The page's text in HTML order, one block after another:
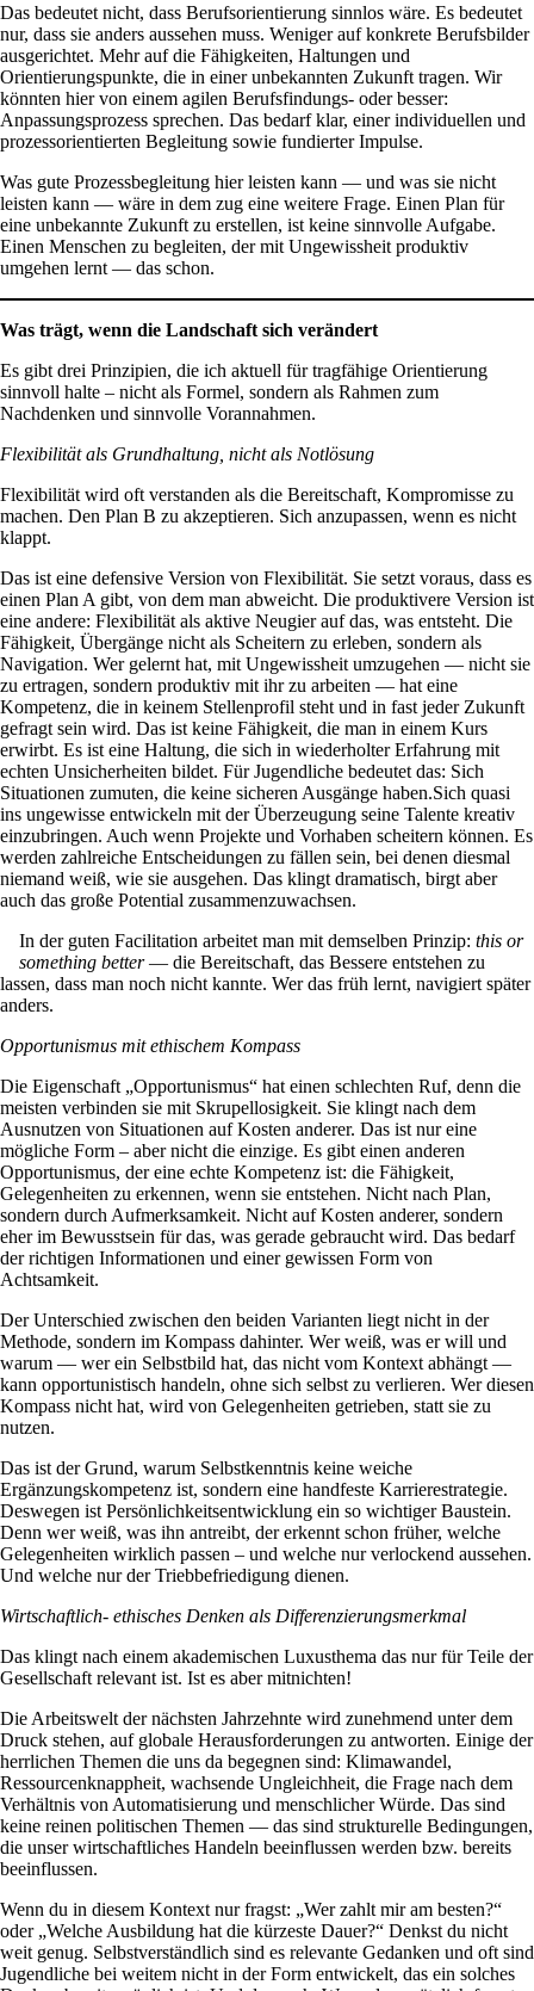
Das bedeutet nicht, dass Berufsorientierung sinnlos wäre. Es bedeutet
nur, dass sie anders aussehen muss. Weniger auf konkrete Berufsbilder
ausgerichtet. Mehr auf die Fähigkeiten, Haltungen und
Orientierungspunkte, die in einer unbekannten Zukunft tragen. Wir
könnten hier von einem agilen Berufsfindungs- oder besser:
Anpassungsprozess sprechen. Das bedarf klar, einer individuellen und
prozessorientierten Begleitung sowie fundierter Impulse.
Was gute Prozessbegleitung hier leisten kann — und was sie nicht
leisten kann — wäre in dem zug eine weitere Frage. Einen Plan für
eine unbekannte Zukunft zu erstellen, ist keine sinnvolle Aufgabe.
Einen Menschen zu begleiten, der mit Ungewissheit produktiv
umgehen lernt — das schon.
Was trägt, wenn die Landschaft sich verändert
Es gibt drei Prinzipien, die ich aktuell für tragfähige Orientierung
sinnvoll halte – nicht als Formel, sondern als Rahmen zum
Nachdenken und sinnvolle Vorannahmen.
Flexibilität als Grundhaltung, nicht als Notlösung
Flexibilität wird oft verstanden als die Bereitschaft, Kompromisse zu
machen. Den Plan B zu akzeptieren. Sich anzupassen, wenn es nicht
klappt.
Das ist eine defensive Version von Flexibilität. Sie setzt voraus, dass es
einen Plan A gibt, von dem man abweicht. Die produktivere Version ist
eine andere: Flexibilität als aktive Neugier auf das, was entsteht. Die
Fähigkeit, Übergänge nicht als Scheitern zu erleben, sondern als
Navigation. Wer gelernt hat, mit Ungewissheit umzugehen — nicht sie
zu ertragen, sondern produktiv mit ihr zu arbeiten — hat eine
Kompetenz, die in keinem Stellenprofil steht und in fast jeder Zukunft
gefragt sein wird. Das ist keine Fähigkeit, die man in einem Kurs
erwirbt. Es ist eine Haltung, die sich in wiederholter Erfahrung mit
echten Unsicherheiten bildet. Für Jugendliche bedeutet das: Sich
Situationen zumuten, die keine sicheren Ausgänge haben.Sich quasi
ins ungewisse entwickeln mit der Überzeugung seine Talente kreativ
einzubringen. Auch wenn Projekte und Vorhaben scheitern können. Es
werden zahlreiche Entscheidungen zu fällen sein, bei denen diesmal
niemand weiß, wie sie ausgehen. Das klingt dramatisch, birgt aber
auch das große Potential zusammenzuwachsen.
In der guten Facilitation arbeitet man mit demselben Prinzip: this or
something better— die Bereitschaft, das Bessere entstehen zu
lassen, dass man noch nicht kannte. Wer das früh lernt, navigiert später
anders.
Opportunismus mit ethischem Kompass
Die Eigenschaft „Opportunismus“ hat einen schlechten Ruf, denn die
meisten verbinden sie mit Skrupellosigkeit. Sie klingt nach dem
Ausnutzen von Situationen auf Kosten anderer. Das ist nur eine
mögliche Form – aber nicht die einzige. Es gibt einen anderen
Opportunismus, der eine echte Kompetenz ist: die Fähigkeit,
Gelegenheiten zu erkennen, wenn sie entstehen. Nicht nach Plan,
sondern durch Aufmerksamkeit. Nicht auf Kosten anderer, sondern
eher im Bewusstsein für das, was gerade gebraucht wird. Das bedarf
der richtigen Informationen und einer gewissen Form von
Achtsamkeit.
Der Unterschied zwischen den beiden Varianten liegt nicht in der
Methode, sondern im Kompass dahinter. Wer weiß, was er will und
warum — wer ein Selbstbild hat, das nicht vom Kontext abhängt —
kann opportunistisch handeln, ohne sich selbst zu verlieren. Wer diesen
Kompass nicht hat, wird von Gelegenheiten getrieben, statt sie zu
nutzen.
Das ist der Grund, warum Selbstkenntnis keine weiche
Ergänzungskompetenz ist, sondern eine handfeste Karrierestrategie.
Deswegen ist Persönlichkeitsentwicklung ein so wichtiger Baustein.
Denn wer weiß, was ihn antreibt, der erkennt schon früher, welche
Gelegenheiten wirklich passen – und welche nur verlockend aussehen.
Und welche nur der Triebbefriedigung dienen.
Wirtschaftlich- ethisches Denken als Differenzierungsmerkmal
Das klingt nach einem akademischen Luxusthema das nur für Teile der
Gesellschaft relevant ist. Ist es aber mitnichten!
Die Arbeitswelt der nächsten Jahrzehnte wird zunehmend unter dem
Druck stehen, auf globale Herausforderungen zu antworten. Einige der
herrlichen Themen die uns da begegnen sind: Klimawandel,
Ressourcenknappheit, wachsende Ungleichheit, die Frage nach dem
Verhältnis von Automatisierung und menschlicher Würde. Das sind
keine reinen politischen Themen — das sind strukturelle Bedingungen,
die unser wirtschaftliches Handeln beeinflussen werden bzw. bereits
beeinflussen.
Wenn du in diesem Kontext nur fragst: „Wer zahlt mir am besten?“
oder „Welche Ausbildung hat die kürzeste Dauer?“ Denkst du nicht
weit genug. Selbstverständlich sind es relevante Gedanken und oft sind
Jugendliche bei weitem nicht in der Form entwickelt, das ein solches